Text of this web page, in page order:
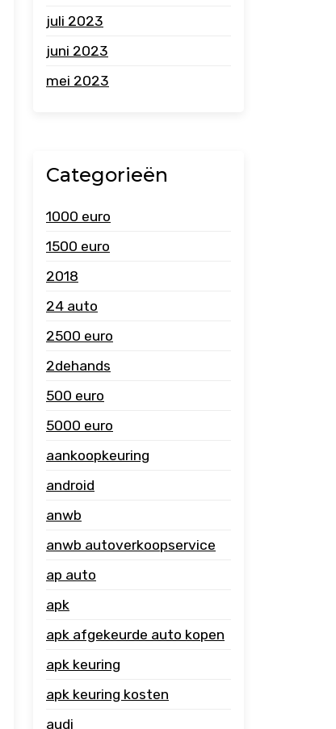
juli 2023
juni 2023
mei 2023
Categorieën
1000 euro
1500 euro
2018
24 auto
2500 euro
2dehands
500 euro
5000 euro
aankoopkeuring
android
anwb
anwb autoverkoopservice
ap auto
apk
apk afgekeurde auto kopen
apk keuring
apk keuring kosten
audi